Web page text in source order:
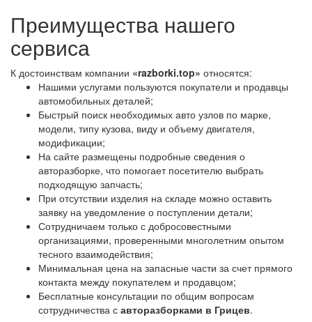
Преимущества нашего
сервиса
К достоинствам компании «razborki.top» относятся:
Нашими услугами пользуются покупатели и продавцы
автомобильных деталей;
Быстрый поиск необходимых авто узлов по марке,
модели, типу кузова, виду и объему двигателя,
модификации;
На сайте размещены подробные сведения о
авторазборке, что помогает посетителю выбрать
подходящую запчасть;
При отсутствии изделия на складе можно оставить
заявку на уведомление о поступлении детали;
Сотрудничаем только с добросовестными
организациями, проверенными многолетним опытом
тесного взаимодействия;
Минимальная цена на запасные части за счет прямого
контакта между покупателем и продавцом;
Бесплатные консультации по общим вопросам
сотрудничества с авторазборками в Грицев.